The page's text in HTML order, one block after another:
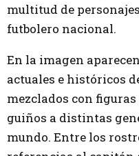
multitud de
futbolero nacional.
En la imagen
actuales e históricos
mezclados con
guiños a distintas
mundo. Entre los